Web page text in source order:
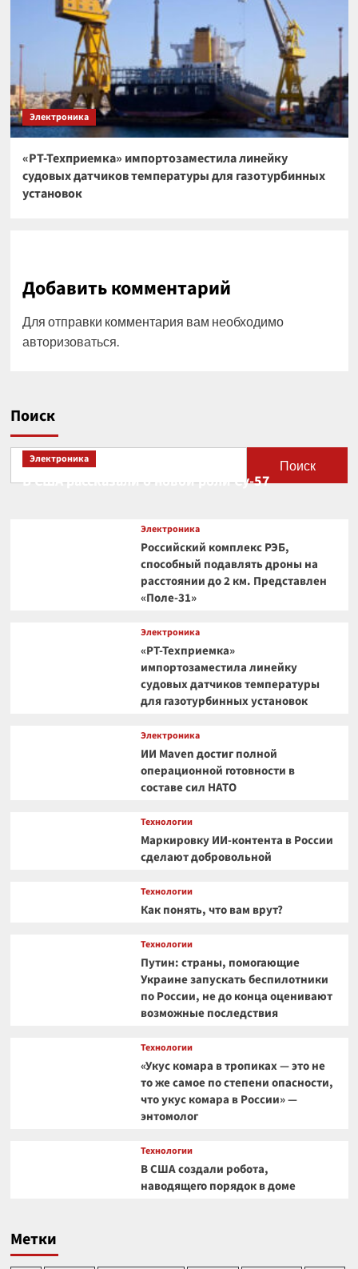
Электроника
«РТ-Техприемка» импортозаместила линейку
судовых датчиков температуры для газотурбинных
установок
Добавить комментарий
Для отправки комментария вам необходимо
авторизоваться.
Поиск
Поиск
Электроника
В США рассказали о новой роли Су-57
Электроника
Российский комплекс РЭБ,
способный подавлять дроны на
расстоянии до 2 км. Представлен
«Поле-31»
Электроника
«РТ-Техприемка»
импортозаместила линейку
судовых датчиков температуры
для газотурбинных установок
Электроника
ИИ Maven достиг полной
операционной готовности в
составе сил НАТО
Технологии
Маркировку ИИ-контента в России
сделают добровольной
Технологии
Как понять, что вам врут?
Технологии
Путин: страны, помогающие
Украине запускать беспилотники
по России, не до конца оценивают
возможные последствия
Технологии
«Укус комара в тропиках — это не
то же самое по степени опасности,
что укус комара в России» —
энтомолог
Технологии
В США создали робота,
наводящего порядок в доме
Метки